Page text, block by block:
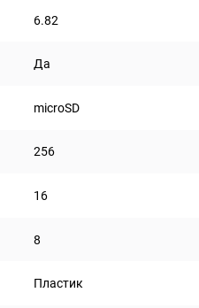
6.82
Да
microSD
256
16
8
Пластик